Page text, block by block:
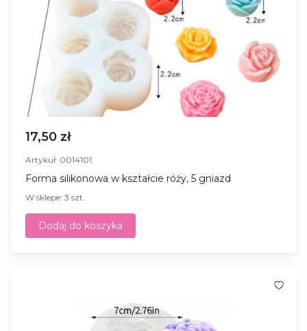
17,50 zł
Artykuł: 0014101
Forma silikonowa w kształcie róży, 5 gniazd
W sklepe: 3 szt.
Dodaj do koszyka